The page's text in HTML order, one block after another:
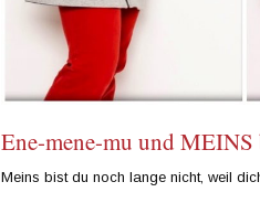
Ene-mene-mu und
Meins bist du noch lange nicht, weil